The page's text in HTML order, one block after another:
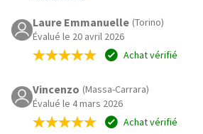
Laure Emmanuelle (Torino)
Évalué le 20 avril 2026
Achat vérifié
Vincenzo (Massa-Carrara)
Évalué le 4 mars 2026
Achat vérifié